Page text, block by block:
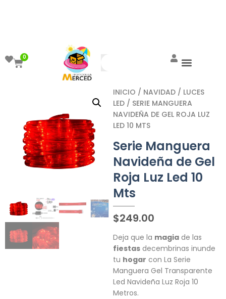
0
INICIO / NAVIDAD / LUCES
LED / SERIE MANGUERA
NAVIDEÑA DE GEL ROJA LUZ
LED 10 MTS
Serie Manguera
Navideña de Gel
Roja Luz Led 10
Mts
$249.00
Deja que la magia de las
fiestas decembrinas inunde
tu hogar con La Serie
Manguera Gel Transparente
Led Navideña Luz Roja 10
Metros.